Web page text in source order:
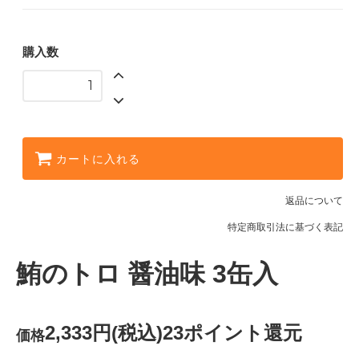
購入数
カートに入れる
返品について
特定商取引法に基づく表記
鮪のトロ 醤油味 3缶入
価格2,333円(税込)23ポイント還元